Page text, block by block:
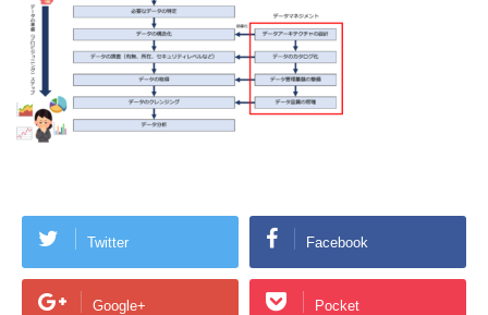
Twitter Facebook
Google+ Pocket